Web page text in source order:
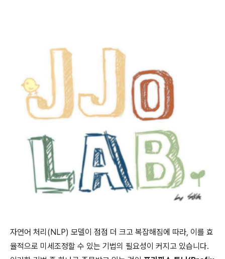
자연어 처리(NLP) 모델이 점점 더 크고 복잡해짐에 따라, 이를 효
율적으로 미세조정할 수 있는 기법의 필요성이 커지고 있습니다.